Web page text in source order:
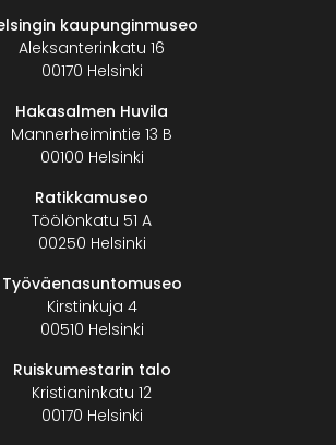
kaupunginmuseo
Aleksanterinkatu 16
00170 Helsinki
Hakasalmen Huvila
Mannerheimintie 13 B
00100 Helsinki
Ratikkamuseo
Töölönkatu 51 A
00250 Helsinki
Työväenasuntomuseo
Kirstinkuja 4
00510 Helsinki
Ruiskumestarin talo
Kristianinkatu 12
00170 Helsinki